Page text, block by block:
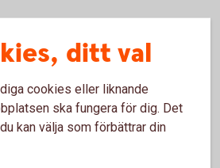
ditt val
cookies eller liknande
ska fungera för dig. Det
kan välja som förbättrar din